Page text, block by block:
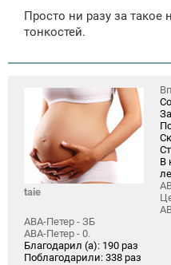
б
щ
и
Просто ни разу за такое
тонкостей.
taie
В
АВА-Петер - ЗБ
АВА-Петер - 0.
Благодарил (а): 190 раз
Поблагодарили: 338 раз